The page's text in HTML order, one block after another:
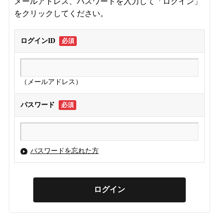
をクリックしてください。
ログインID 必須
（メールアドレス）
パスワード 必須
パスワードを忘れた方